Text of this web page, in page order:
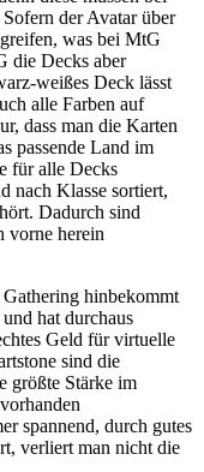
der Avatar über
was bei MtG
die Decks aber
weißes Deck lässt
alle Farben auf
dass man die Karten
passende Land im
für alle Decks
nach Klasse sortiert,
Dadurch sind
vorne herein
hinbekommt
hat durchaus
Geld für virtuelle
sind die
größte Stärke im
spannend, durch gutes
verliert man nicht die